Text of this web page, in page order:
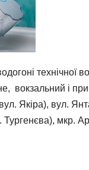
технічної
вокзальний і
Якіра), вул.
мкр.